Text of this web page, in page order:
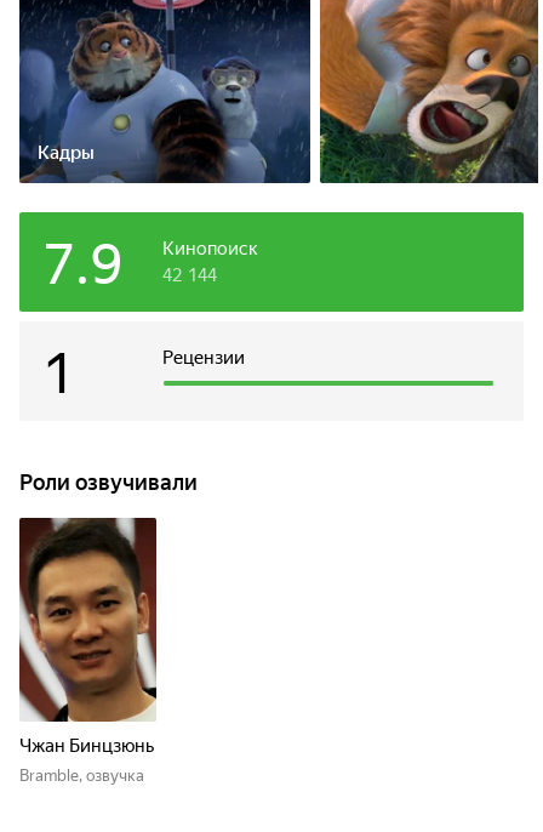
Кадры
Кинопоиск
7.9 42 144
Рецензии
1
Роли озвучивали
Чжан Бинцзюнь
Bramble, озвучка